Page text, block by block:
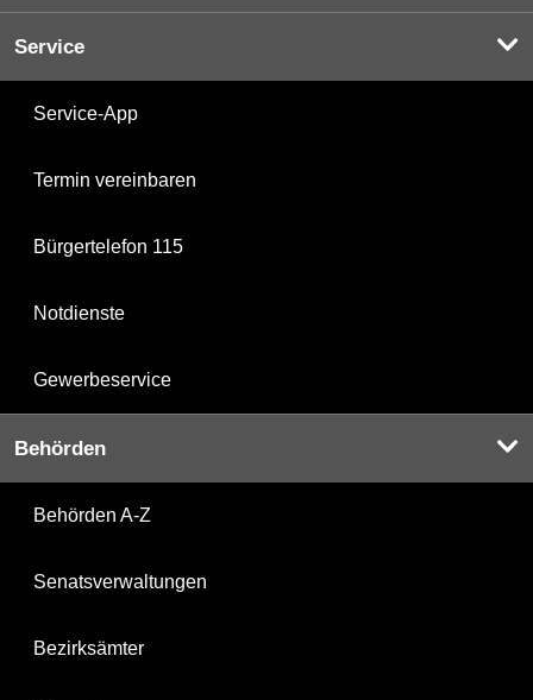
Service
Service-App
Termin vereinbaren
Bürgertelefon 115
Notdienste
Gewerbeservice
Behörden
Behörden A-Z
Senatsverwaltungen
Bezirksämter